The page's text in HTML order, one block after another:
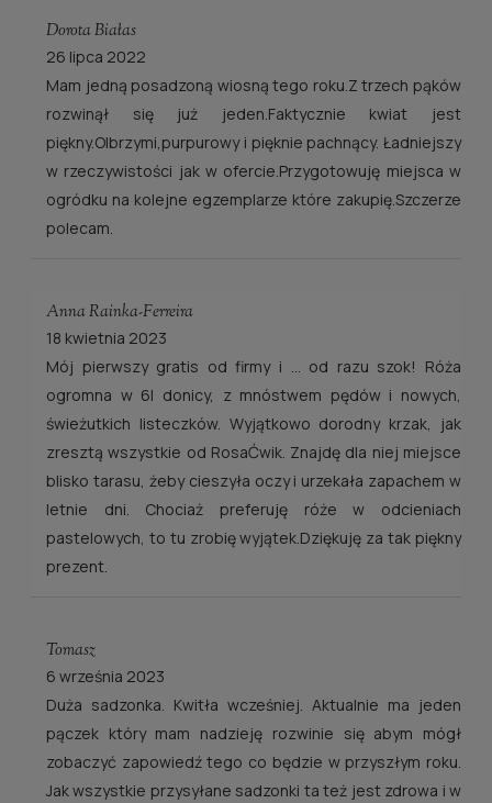
Dorota Białas
26 lipca 2022
Mam jedną posadzoną wiosną tego roku.Z trzech pąków
rozwinął się już jeden.Faktycznie kwiat jest
piękny.Olbrzymi,purpurowy i pięknie pachnący. Ładniejszy
w rzeczywistości jak w ofercie.Przygotowuję miejsca w
ogródku na kolejne egzemplarze które zakupię.Szczerze
polecam.
Anna Rainka-Ferreira
18 kwietnia 2023
Mój pierwszy gratis od firmy i ... od razu szok! Róża
ogromna w 6l donicy, z mnóstwem pędów i nowych,
świeżutkich listeczków. Wyjątkowo dorodny krzak, jak
zresztą wszystkie od RosaĆwik. Znajdę dla niej miejsce
blisko tarasu, żeby cieszyła oczy i urzekała zapachem w
letnie dni. Chociaż preferuję róże w odcieniach
pastelowych, to tu zrobię wyjątek.Dziękuję za tak piękny
prezent.
Tomasz
6 września 2023
Duża sadzonka. Kwitła wcześniej. Aktualnie ma jeden
pączek który mam nadzieję rozwinie się abym mógł
zobaczyć zapowiedź tego co będzie w przyszłym roku.
Jak wszystkie przysyłane sadzonki ta też jest zdrowa i w